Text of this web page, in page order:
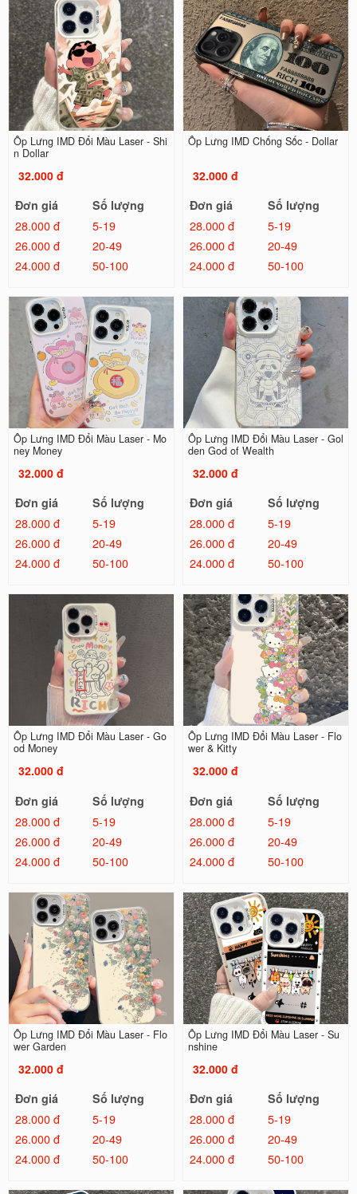
Ốp Lưng IMD Đổi Màu Laser - Shi
n Dollar
32.000 đ
Đơn giá
Số lượng
28.000 đ
5-19
26.000 đ
20-49
24.000 đ
50-100
Ốp Lưng IMD Chống Sốc - Dollar
32.000 đ
Đơn giá
Số lượng
28.000 đ
5-19
26.000 đ
20-49
24.000 đ
50-100
Ốp Lưng IMD Đổi Màu Laser - Mo
ney Money
32.000 đ
Đơn giá
Số lượng
28.000 đ
5-19
26.000 đ
20-49
24.000 đ
50-100
Ốp Lưng IMD Đổi Màu Laser - Gol
den God of Wealth
32.000 đ
Đơn giá
Số lượng
28.000 đ
5-19
26.000 đ
20-49
24.000 đ
50-100
Ốp Lưng IMD Đổi Màu Laser - Go
od Money
32.000 đ
Đơn giá
Số lượng
28.000 đ
5-19
26.000 đ
20-49
24.000 đ
50-100
Ốp Lưng IMD Đổi Màu Laser - Flo
wer & Kitty
32.000 đ
Đơn giá
Số lượng
28.000 đ
5-19
26.000 đ
20-49
24.000 đ
50-100
Ốp Lưng IMD Đổi Màu Laser - Flo
wer Garden
32.000 đ
Đơn giá
Số lượng
28.000 đ
5-19
26.000 đ
20-49
24.000 đ
50-100
Ốp Lưng IMD Đổi Màu Laser - Su
nshine
32.000 đ
Đơn giá
Số lượng
28.000 đ
5-19
26.000 đ
20-49
24.000 đ
50-100